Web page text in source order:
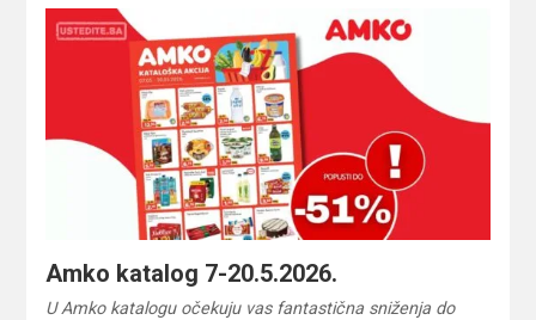
Amko katalog 7-20.5.2026.
U Amko katalogu očekuju vas fantastična sniženja do